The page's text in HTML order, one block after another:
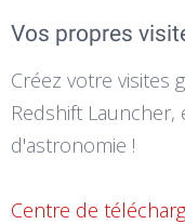
Vos propres
Créez votre visites
Redshift
d'astronomie !
Centre de